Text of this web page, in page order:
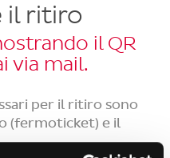
il ritiro
il QR
via mail.
per il ritiro sono
(fermoticket) e il